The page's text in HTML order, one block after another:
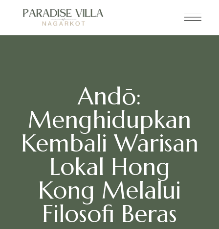
Andō:
Menghidupkan
Kembali Warisan
Lokal Hong
Kong Melalui
Filosofi Beras